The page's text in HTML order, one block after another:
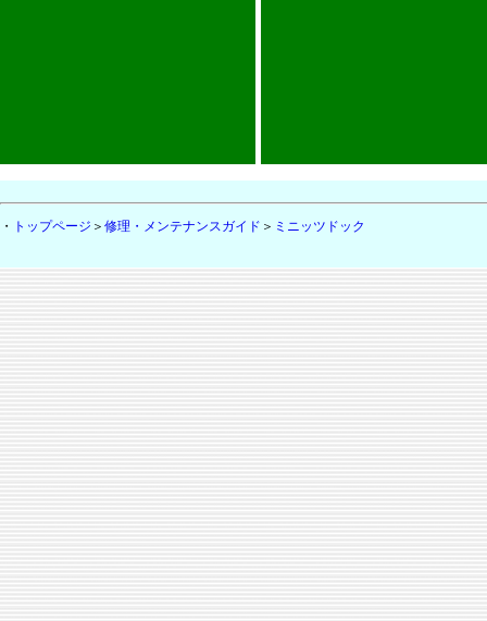
・ トップページ ＞ 修理・メンテナンスガイド ＞ ミニッツドック